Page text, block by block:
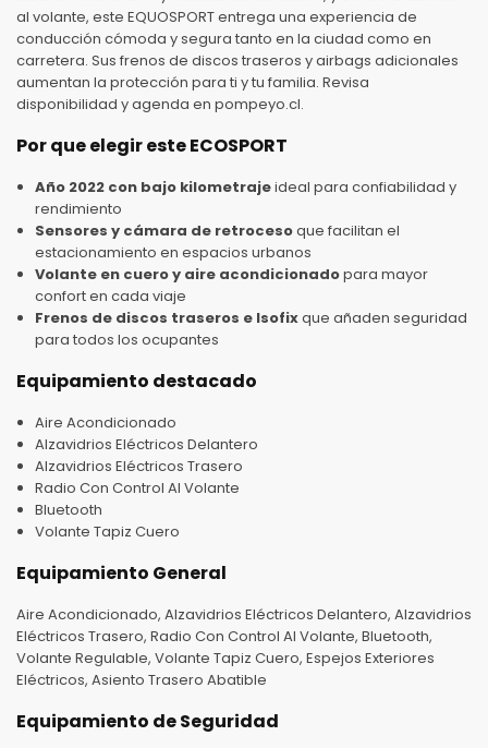
al volante, este EQUOSPORT entrega una experiencia de
conducción cómoda y segura tanto en la ciudad como en
carretera. Sus frenos de discos traseros y airbags adicionales
aumentan la protección para ti y tu familia. Revisa
disponibilidad y agenda en pompeyo.cl.
Por que elegir este ECOSPORT
Año 2022 con bajo kilometrajeideal para confiabilidad y
rendimiento
Sensores y cámara de retrocesoque facilitan el
estacionamiento en espacios urbanos
Volante en cuero y aire acondicionadopara mayor
confort en cada viaje
Frenos de discos traseros e Isofixque añaden seguridad
para todos los ocupantes
Equipamiento destacado
Aire Acondicionado
Alzavidrios Eléctricos Delantero
Alzavidrios Eléctricos Trasero
Radio Con Control Al Volante
Bluetooth
Volante Tapiz Cuero
Equipamiento General
Aire Acondicionado, Alzavidrios Eléctricos Delantero, Alzavidrios
Eléctricos Trasero, Radio Con Control Al Volante, Bluetooth,
Volante Regulable, Volante Tapiz Cuero, Espejos Exteriores
Eléctricos, Asiento Trasero Abatible
Equipamiento de Seguridad